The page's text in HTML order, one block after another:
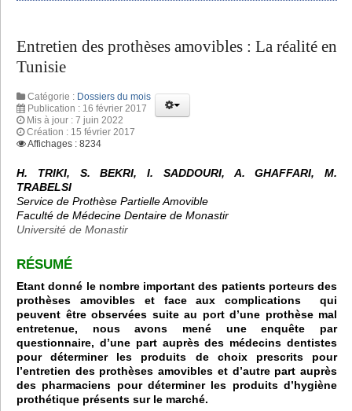
Entretien des prothèses amovibles : La réalité en
Tunisie
Catégorie : Dossiers du mois
Publication : 16 février 2017
Mis à jour : 7 juin 2022
Création : 15 février 2017
Affichages : 8234
H. TRIKI, S. BEKRI, I. SADDOURI, A. GHAFFARI, M.
TRABELSI
Service de Prothèse Partielle Amovible
Faculté de Médecine Dentaire de Monastir
Université de Monastir
RÉSUMÉ
Etant donné le nombre important des patients porteurs des
prothèses amovibles et face aux complications qui
peuvent être observées suite au port d’une prothèse mal
entretenue, nous avons mené une enquête par
questionnaire, d’une part auprès des médecins dentistes
pour déterminer les produits de choix prescrits pour
l’entretien des prothèses amovibles et d’autre part auprès
des pharmaciens pour déterminer les produits d’hygiène
prothétique présents sur le marché.